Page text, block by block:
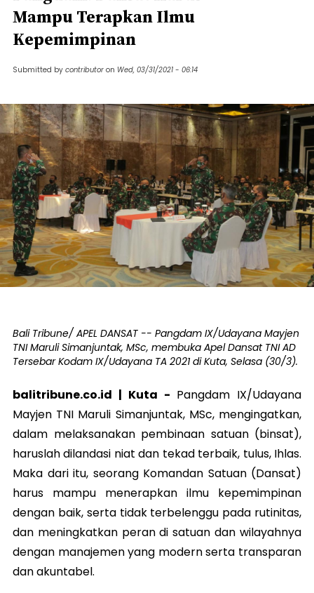
Mampu Terapkan Ilmu
Kepemimpinan
Submitted by contributor on Wed, 03/31/2021 - 06:14
Bali Tribune/ APEL DANSAT -- Pangdam IX/Udayana Mayjen
TNI Maruli Simanjuntak, MSc, membuka Apel Dansat TNI AD
Tersebar Kodam IX/Udayana TA 2021 di Kuta, Selasa (30/3).
balitribune.co.id | Kuta - Pangdam IX/Udayana
Mayjen TNI Maruli Simanjuntak, MSc, mengingatkan,
dalam melaksanakan pembinaan satuan (binsat),
haruslah dilandasi niat dan tekad terbaik, tulus, Ihlas.
Maka dari itu, seorang Komandan Satuan (Dansat)
harus mampu menerapkan ilmu kepemimpinan
dengan baik, serta tidak terbelenggu pada rutinitas,
dan meningkatkan peran di satuan dan wilayahnya
dengan manajemen yang modern serta transparan
dan akuntabel.